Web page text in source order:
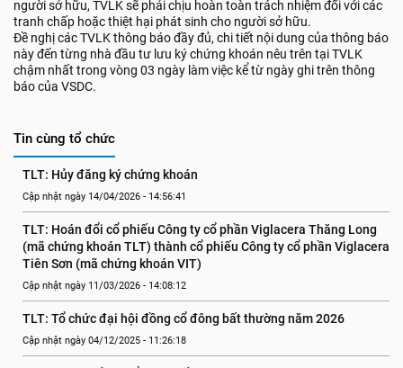
người sở hữu, TVLK sẽ phải chịu hoàn toàn trách nhiệm đối với các
tranh chấp hoặc thiệt hại phát sinh cho người sở hữu.
Đề nghị các TVLK thông báo đầy đủ, chi tiết nội dung của thông báo
này đến từng nhà đầu tư lưu ký chứng khoán nêu trên tại TVLK
chậm nhất trong vòng 03 ngày làm việc kể từ ngày ghi trên thông
báo của VSDC.
Tin cùng tổ chức
TLT: Hủy đăng ký chứng khoán
Cập nhật ngày 14/04/2026 - 14:56:41
TLT: Hoán đổi cổ phiếu Công ty cổ phần Viglacera Thăng Long
(mã chứng khoán TLT) thành cổ phiếu Công ty cổ phần Viglacera
Tiên Sơn (mã chứng khoán VIT)
Cập nhật ngày 11/03/2026 - 14:08:12
TLT: Tổ chức đại hội đồng cổ đông bất thường năm 2026
Cập nhật ngày 04/12/2025 - 11:26:18